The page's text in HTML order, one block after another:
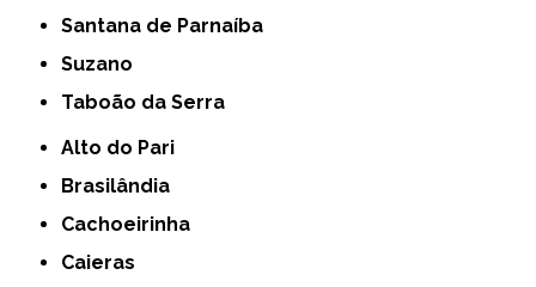
Santana de Parnaíba
Suzano
Taboão da Serra
Alto do Pari
Brasilândia
Cachoeirinha
Caieras